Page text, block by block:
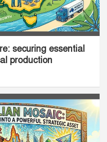
securing essential
production